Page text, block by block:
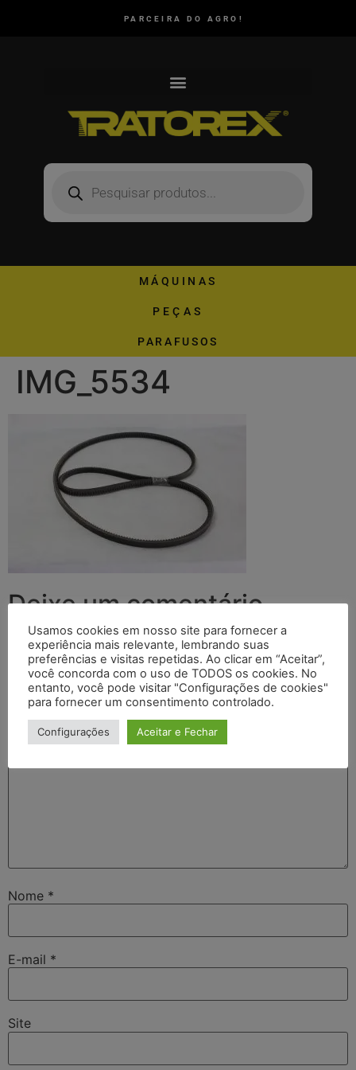
PARCEIRA DO AGRO!
MÁQUINAS
PEÇAS
PARAFUSOS
IMG_5534
Deixe um comentário
O seu endereço de e-mail não será publicado.
obrigatórios são marcados com *
Comentário*
Nome *
E-mail *
Site
Usamos cookies em nosso site para fornecer a
experiência mais relevante, lembrando suas
preferências e visitas repetidas. Ao clicar em “Aceitar”,
você concorda com o uso de TODOS os cookies. No
entanto, você pode visitar "Configurações de cookies"
para fornecer um consentimento controlado.
Configurações Aceitar e Fechar